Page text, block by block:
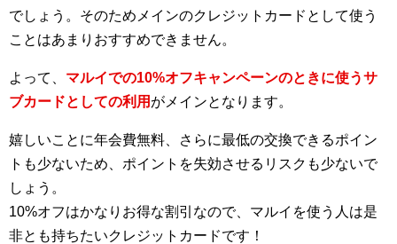
でしょう。そのためメインのクレジットカードとして使う
ことはあまりおすすめできません。
よって、 マルイでの10%オフキャンペーンのときに使うサ
ブカードとしての利用 がメインとなります。
嬉しいことに年会費無料、さらに最低の交換できるポイン
トも少ないため、ポイントを失効させるリスクも少ないで
しょう。
10%オフはかなりお得な割引なので、マルイを使う人は是
非とも持ちたいクレジットカードです！